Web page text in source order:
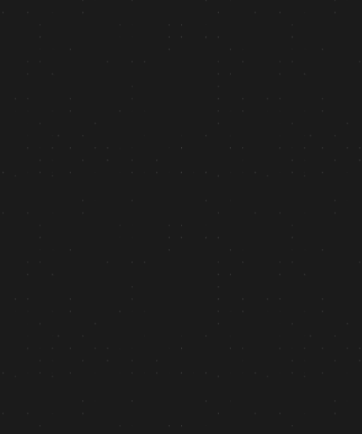
+42%
Wskaźnik odrzuceń: szybkie ładowanie i
zoptymalizowana nawigacja wydłużyły czas